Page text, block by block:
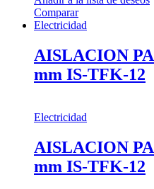
Comparar
Electricidad
AISLACION
mm IS-TFK-12
Electricidad
AISLACION
mm IS-TFK-12